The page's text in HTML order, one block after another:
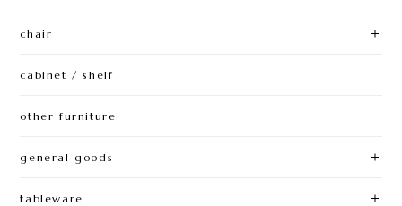
chair
cabinet / shelf
other furniture
general goods
tableware